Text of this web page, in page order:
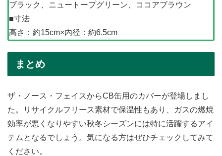
ブラック、ニュートープグリーン、ココアブラウン
■寸法
高さ：約15cm×内径：約6.5cm
まとめ
ザ・ノース・フェイスからCB缶用のカバーが登場しまし
た。リサイクルフリース素材で保温性もあり、ガスの燃焼
効率が悪くなりやすい秋冬シーズンには特に活躍するアイ
テムとなるでしょう。気になる方はぜひチェックしてみて
ください。